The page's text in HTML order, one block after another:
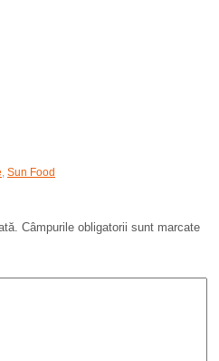
, Sun Food
Câmpurile obligatorii sunt marcate